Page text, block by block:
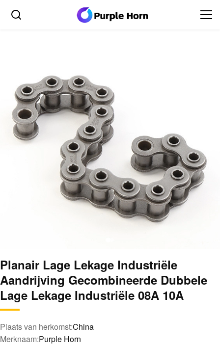
Planair Lage Lekage Industriële
Aandrijving Gecombineerde Dubbele
Lage Lekage Industriële 08A 10A
Plaats van herkomst:China
Merknaam:Purple Horn